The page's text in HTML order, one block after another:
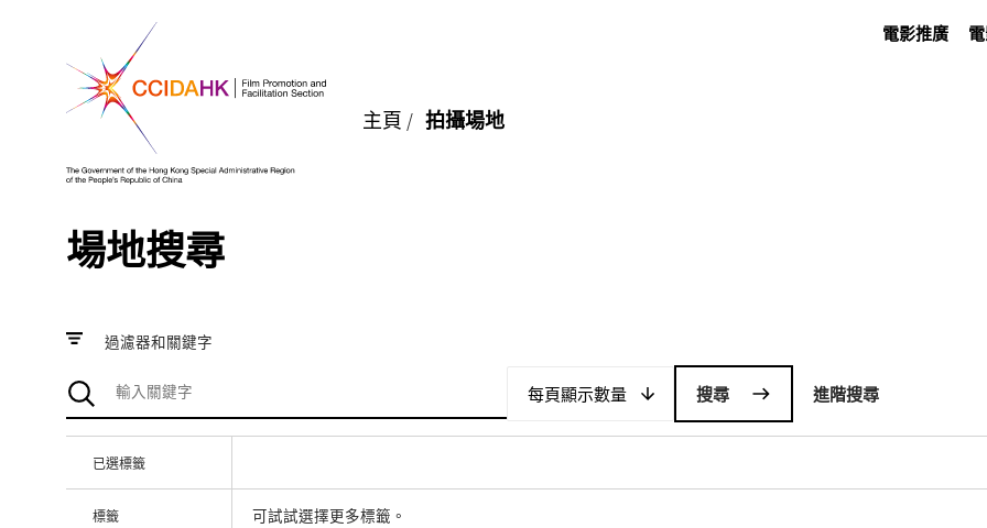
電影推廣
主頁 / 拍攝場地
場地搜尋
過濾器和關鍵字
每頁顯示數量 進階搜尋
已選標籤
標籤 可試試選擇更多標籤。